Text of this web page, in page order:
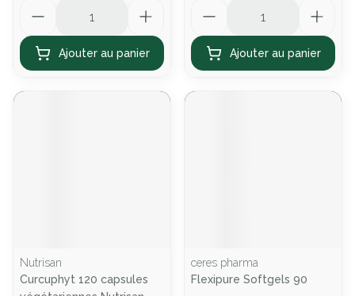
Ajouter au panier Ajouter au panier
Nutrisan
Curcuphyt 120 capsules
ceres pharma
Flexipure Softgels 90